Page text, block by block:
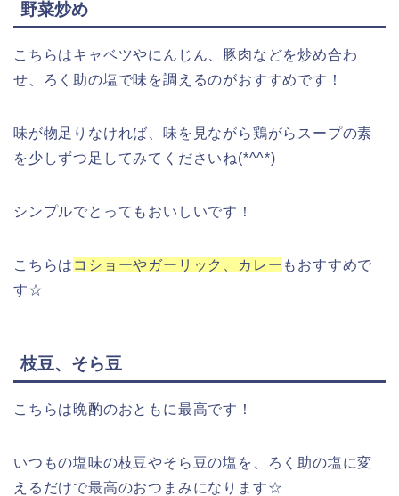
野菜炒め
こちらはキャベツやにんじん、豚肉などを炒め合わ
せ、ろく助の塩で味を調えるのがおすすめです！
味が物足りなければ、味を見ながら鶏がらスープの素
を少しずつ足してみてくださいね(*^^*)
シンプルでとってもおいしいです！
こちらは コショーやガーリック、カレー もおすすめで
す☆
枝豆、そら豆
こちらは晩酌のおともに最高です！
いつもの塩味の枝豆やそら豆の塩を、ろく助の塩に変
えるだけで最高のおつまみになります☆